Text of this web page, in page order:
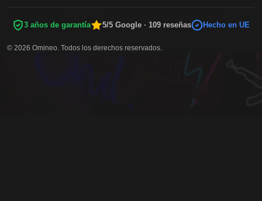
3 años de garantía 5/5 Google · 109 reseñas Hecho en UE
© 2026 Omineo. Todos los derechos reservados.